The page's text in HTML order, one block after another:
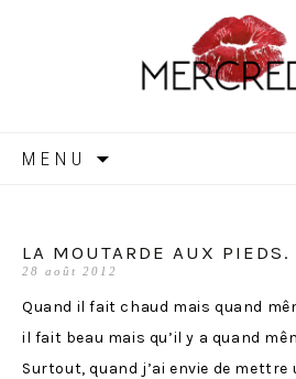
MENU
LA MOUTARDE AUX PIEDS.
28 août 2012
Quand il fait chaud mais quand
il fait beau mais qu’il y a quand
Surtout, quand j’ai envie de mettre